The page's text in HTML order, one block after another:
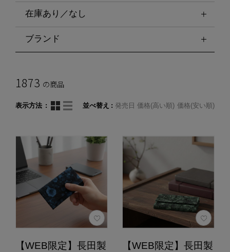
在庫あり／なし
ブランド
1873 の商品
表示方法 並べ替え 発売日 価格(高い順) 価格(安い順)
【WEB限定】長田製
【WEB限定】長田製